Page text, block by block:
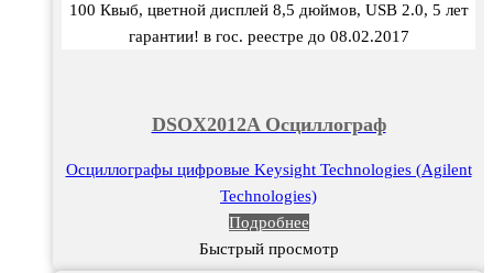
100 Квыб, цветной дисплей 8,5 дюймов, USB 2.0, 5 лет
гарантии! в гос. реестре до 08.02.2017
DSOX2012A Осциллограф
Осциллографы цифровые Keysight Technologies (Agilent
Technologies)
Подробнее
Быстрый просмотр